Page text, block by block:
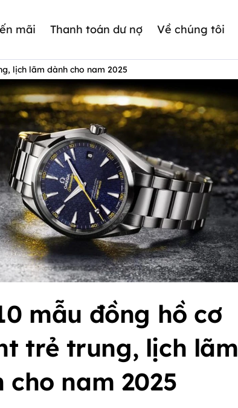
mãi Thanh toán dư nợ Về chúng tôi
lịch lãm dành cho nam 2025
mẫu đồng hồ cơ
trẻ trung, lịch lãm
cho nam 2025